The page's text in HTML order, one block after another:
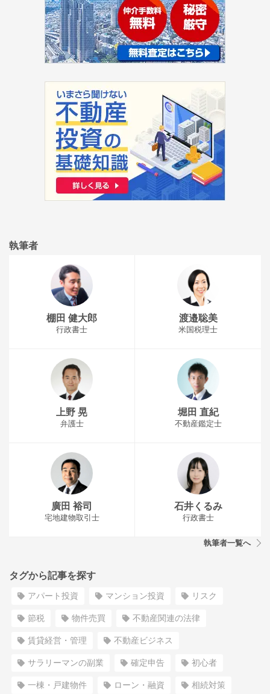
執筆者
棚田 健大郎
行政書士
渡邉聡美
米国税理士
上野 晃
弁護士
堀田 直紀
不動産鑑定士
廣田 裕司
宅地建物取引士
石井くるみ
行政書士
執筆者一覧へ
タグから記事を探す
アパート投資 マンション投資 リスク
節税 物件売買 不動産関連の法律
賃貸経営・管理 不動産ビジネス
サラリーマンの副業 確定申告 初心者
一棟・戸建物件 ローン・融資 相続対策